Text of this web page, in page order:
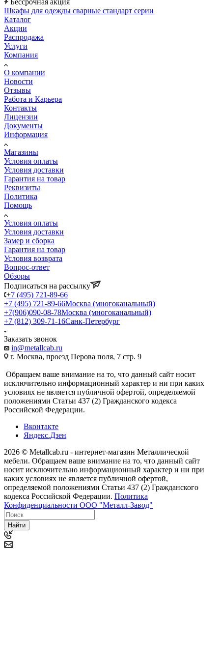
Шкафы для одежды сварные стандарт серии
Каталог
Акции
Распродажа
Услуги
Компания
О компании
Новости
Отзывы
Работа и Карьера
Контакты
Лицензии
Документы
Информация
Магазины
Условия оплаты
Условия доставки
Гарантия на товар
Реквизиты
Политика
Помощь
Условия оплаты
Условия доставки
Замер и сборка
Гарантия на товар
Условия возврата
Вопрос-ответ
Обзоры
Подписаться на рассылку
+7 (495) 721-89-66
+7 (495) 721-89-66Москва (многоканальный)
+7(906)090-08-78Москва (многоканальный)
+7 (812) 309-71-16Санк-Петербург
Заказать звонок
in@metallcab.ru
г. Москва, проезд Перова поля, 7 стр. 9
Обращаем ваше внимание на то, что данный сайт носит
исключительно информационный характер и ни при каких
условиях не является публичной офертой, определяемой
положениями Статьи 437 (2) Гражданского кодекса
Российской Федерации.
Вконтакте
Яндекс.Дзен
2026 © Metallcab.ru - интернет-магазин Металлической
мебели. Обращаем ваше внимание на то, что данный сайт
носит исключительно информационный характер и ни при
каких условиях не является публичной офертой,
определяемой положениями Статьи 437 (2) Гражданского
кодекса Российской Федерации. Политика
Конфиденциальности ООО "Металл-Завод"
Найти